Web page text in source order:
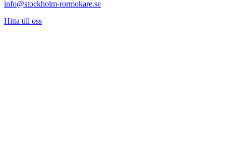
info@stockholm-rormokare.se
Hitta till oss